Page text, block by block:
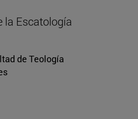
la Escatología
de Teología